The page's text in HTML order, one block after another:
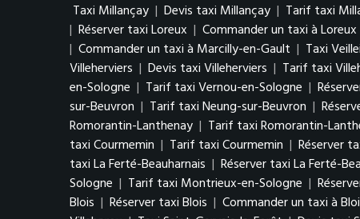
Taxi Millançay | Devis taxi Millançay | Tarif taxi
| Réserver taxi Loreux | Commander un taxi à Loreux
| Commander un taxi à Marcilly-en-Gault | Taxi
Villeherviers | Devis taxi Villeherviers | Tarif taxi
en-Sologne | Tarif taxi Vernou-en-Sologne |
sur-Beuvron | Tarif taxi Neung-sur-Beuvron |
Romorantin-Lanthenay | Tarif taxi Romorantin-
taxi Courmemin | Tarif taxi Courmemin | Réserver
taxi La Ferté-Beauharnais | Réserver taxi La Ferté-
Sologne | Tarif taxi Montrieux-en-Sologne |
Blois | Réserver taxi Blois | Commander un taxi à